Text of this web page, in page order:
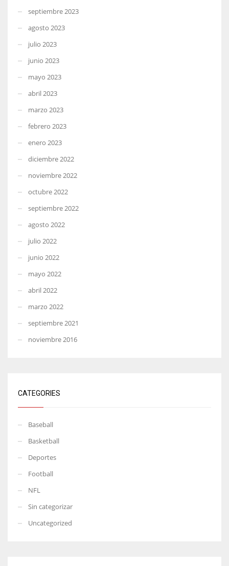
septiembre 2023
agosto 2023
julio 2023
junio 2023
mayo 2023
abril 2023
marzo 2023
febrero 2023
enero 2023
diciembre 2022
noviembre 2022
octubre 2022
septiembre 2022
agosto 2022
julio 2022
junio 2022
mayo 2022
abril 2022
marzo 2022
septiembre 2021
noviembre 2016
CATEGORIES
Baseball
Basketball
Deportes
Football
NFL
Sin categorizar
Uncategorized